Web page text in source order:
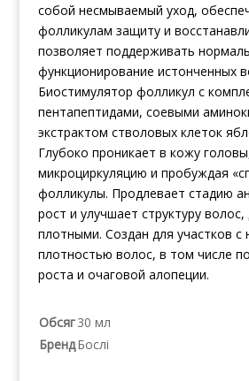
собой несмываемый уход,
фолликулам защиту и
позволяет поддерживать
функционирование истонченных
Биостимулятор фолликул с
пентапептидами, соевыми
экстрактом стволовых клеток
Глубоко проникает в кожу
микроциркуляцию и пробуждая
фолликулы. Продлевает стадию
рост и улучшает структуру
плотными. Создан для участков с
плотностью волос, в том числе
роста и очаговой алопеции.
Обсяг30 мл
БрендБослі